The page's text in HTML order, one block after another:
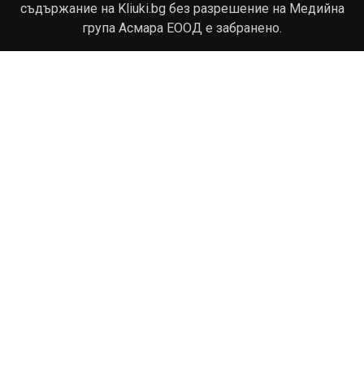
съдържание на Kliuki.bg без разрешение на Медийна
група Асмара ЕООД е забранено.